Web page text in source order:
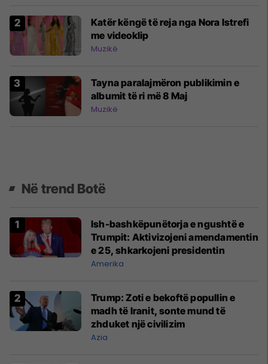
Katër këngë të reja nga Nora Istrefi
me videoklip
Muzikë
Tayna paralajmëron publikimin e
albumit të ri më 8 Maj
Muzikë
Në trend Botë
Ish-bashkëpunëtorja e ngushtë e
Trumpit: Aktivizojeni amendamentin
e 25, shkarkojeni presidentin
Amerika
Trump: Zoti e bekoftë popullin e
madh të Iranit, sonte mund të
zhduket një civilizim
Azia